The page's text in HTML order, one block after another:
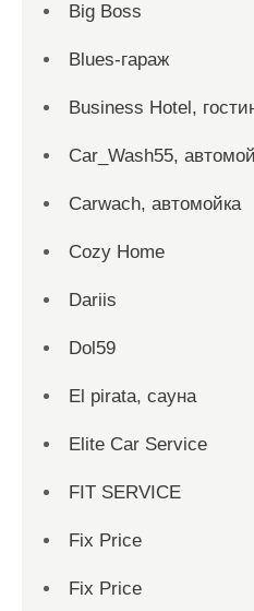
Big Boss
Blues-гараж
Business Hotel,
Car_Wash55,
Carwach, автомойка
Cozy Home
Dariis
Dol59
El pirata, сауна
Elite Car Service
FIT SERVICE
Fix Price
Fix Price